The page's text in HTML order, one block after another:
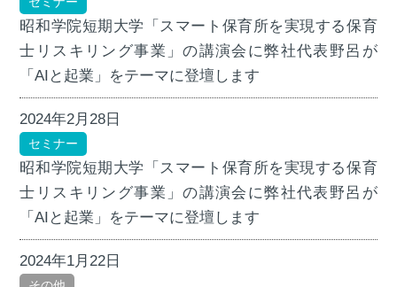
昭和学院短期大学「スマート保育所を実現する保育
士リスキリング事業」の講演会に弊社代表野呂が
「AIと起業」をテーマに登壇します
2024年2月28日
セミナー
昭和学院短期大学「スマート保育所を実現する保育
士リスキリング事業」の講演会に弊社代表野呂が
「AIと起業」をテーマに登壇します
2024年1月22日